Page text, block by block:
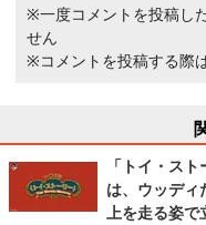
※一度コメントを投稿し
せん
※コメントを投稿する際
「トイ・ス
は、ウッディ
上を走る姿で